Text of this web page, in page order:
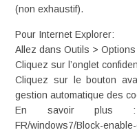
(non exhaustif).
Pour Internet Explorer:
Allez dans Outils >
Cliquez sur l’onglet
Cliquez sur le bouton
gestion automatique des
En savoir plus :
FR/windows7/Block-